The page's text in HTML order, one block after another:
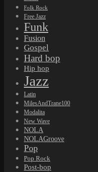
Folk Rock
Free Jazz
Funk
Fusion
Gospel
Hard bop
Hip hop
Jazz
Latin
MilesAndTrane100
Modalita
New Wave
NOLA
NOLAGroove
Pop
Pop Rock
Post-bop